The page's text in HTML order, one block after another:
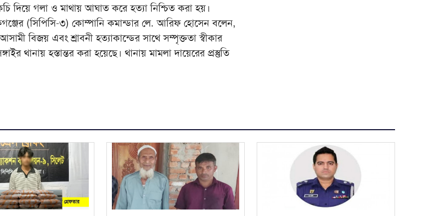
দিয়ে গলা ও মাথায় আঘাত করে হত্যা নিশ্চিত করা হয়।
(সিপিসি-৩) কোম্পানি কমান্ডার লে. আরিফ হোসেন বলেন,
বিজয় এবং শ্রাবনী হত্যাকান্ডের সাথে সম্পৃক্ততা স্বীকার
থানায় হস্তান্তর করা হয়েছে। থানায় মামলা দায়েরের প্রস্তুতি